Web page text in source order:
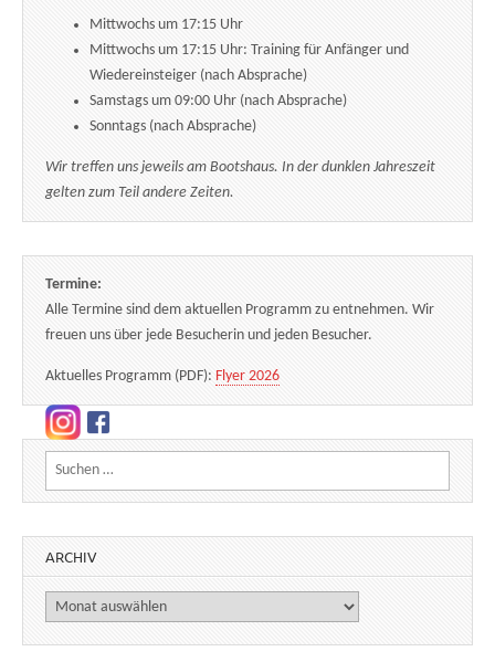
Mittwochs um 17:15 Uhr
Mittwochs um 17:15 Uhr: Training für Anfänger und
Wiedereinsteiger (nach Absprache)
Samstags um 09:00 Uhr (nach Absprache)
Sonntags (nach Absprache)
Wir treffen uns jeweils am Bootshaus. In der dunklen Jahreszeit
gelten zum Teil andere Zeiten.
Termine:
Alle Termine sind dem aktuellen Programm zu entnehmen. Wir
freuen uns über jede Besucherin und jeden Besucher.
Aktuelles Programm (PDF): Flyer 2026
Suchen nach:
ARCHIV
Archiv